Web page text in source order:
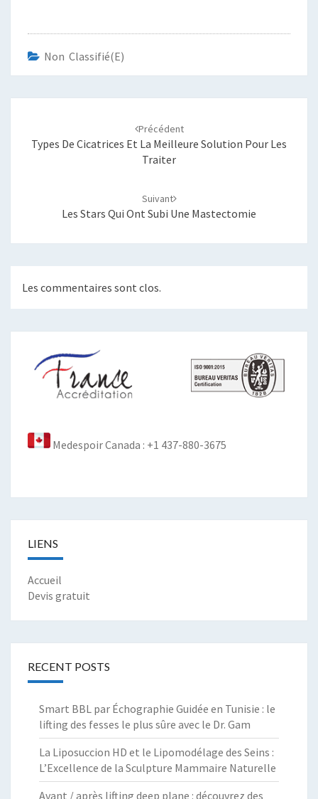
Non Classifié(e)
Précédent
Types De Cicatrices Et La Meilleure Solution Pour Les
Traiter
Suivant
Les Stars Qui Ont Subi Une Mastectomie
Les commentaires sont clos.
Medespoir Canada : +1 437-880-3675
LIENS
Accueil
Devis gratuit
RECENT POSTS
Smart BBL par Échographie Guidée en Tunisie : le
lifting des fesses le plus sûre avec le Dr. Gam
La Liposuccion HD et le Lipomodélage des Seins :
L’Excellence de la Sculpture Mammaire Naturelle
Avant / après lifting deep plane : découvrez des